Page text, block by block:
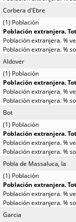
Corbera d'Ebre
Aldover
Bot
Pobla de Massaluca, la
Garcia